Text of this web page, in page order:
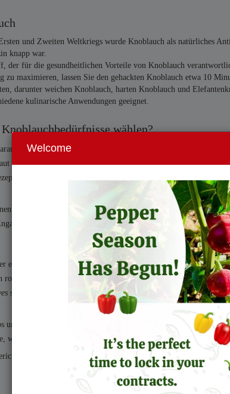
und Zweiten Weltkriegs wurde Knoblauch als natürliches
knapp war.
der für die gesundheitlichen Vorteile von Knoblauch
maximieren, lassen Sie den gehackten Knoblauch etwa 10
darunter weichen Knoblauch, harten Knoblauch und
kulinarische Anwendungen geeignet.
wählen?
interessiert, Ihnen hochwertigen Knoblauch zu bieten, der
und geerntet, um sicherzustellen, dass jede Knolle den höchsten
verwenden oder mit neuen Gerichten experimentieren,
an, von ganzen Knollen bis hin zu vorab geschälten Zehen,
für Qualität stellt sicher, dass Sie jedes Mal das
einer Vielzahl von Gerichten Tiefe und Komplexität verleiht und
geröstet oder angebraten bevorzugen, Knoblauch ist eine
sind wir stolz darauf, Ihnen hochwertigen Knoblauch
Einblicke in die Welt des Knoblauchs. Folgen Sie uns in den
wie
Ihnen helfen kann, das Beste aus
voller Geschmack sein!
Welcome